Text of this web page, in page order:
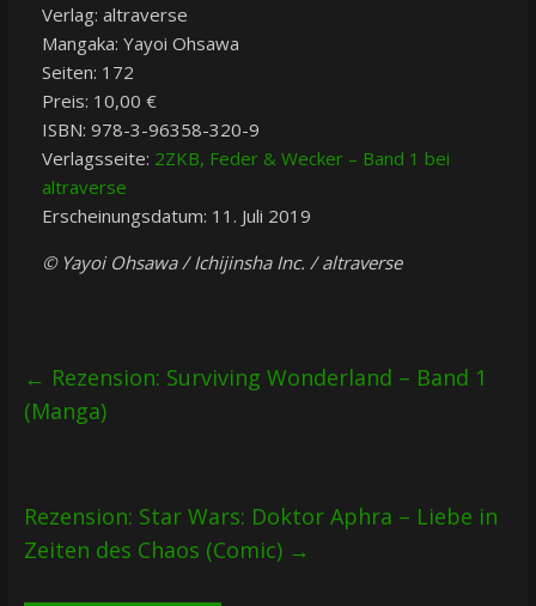
Verlag: altraverse
Mangaka: Yayoi Ohsawa
Seiten: 172
Preis: 10,00 €
ISBN: 978-3-96358-320-9
Verlagsseite: 2ZKB, Feder & Wecker – Band 1 bei
altraverse
Erscheinungsdatum: 11. Juli 2019
© Yayoi Ohsawa / Ichijinsha Inc. / altraverse
← Rezension: Surviving Wonderland – Band 1
(Manga)
Rezension: Star Wars: Doktor Aphra – Liebe in
Zeiten des Chaos (Comic) →